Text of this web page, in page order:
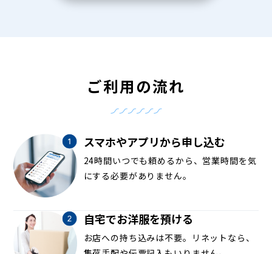
ご利用の流れ
スマホやアプリから申し込む
24時間いつでも頼めるから、営業時間を気
にする必要がありません。
自宅でお洋服を預ける
お店への持ち込みは不要。リネットなら、